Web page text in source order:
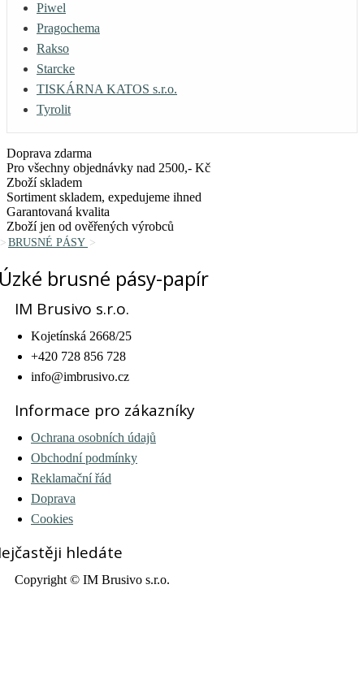
Piwel
Pragochema
Rakso
Starcke
TISKÁRNA KATOS s.r.o.
Tyrolit
Doprava zdarma
Pro všechny objednávky nad 2500,- Kč
Zboží skladem
Sortiment skladem, expedujeme ihned
Garantovaná kvalita
Zboží jen od ověřených výrobců
BRUSNÉ PÁSY
brusné pásy-papír
IM Brusivo s.r.o.
Kojetínská 2668/25
+420 728 856 728
info@imbrusivo.cz
Informace pro zákazníky
Ochrana osobních údajů
Obchodní podmínky
Reklamační řád
Doprava
Cookies
hledáte
Copyright © IM Brusivo s.r.o.